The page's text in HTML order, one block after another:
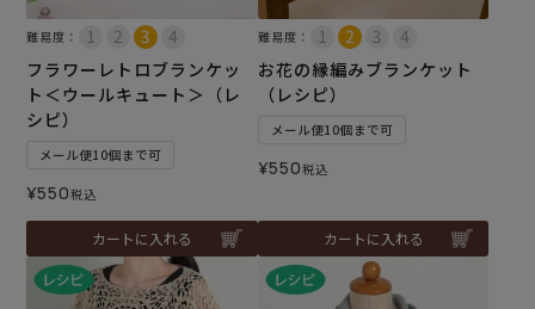
難易度：
フラワーレトロブランケッ
ト＜ウールキュート＞（レ
シピ）
メール便10個まで可
¥550税込
カートに入れる
難易度：
お花の縁編みブランケット
（レシピ）
メール便10個まで可
¥550税込
カートに入れる